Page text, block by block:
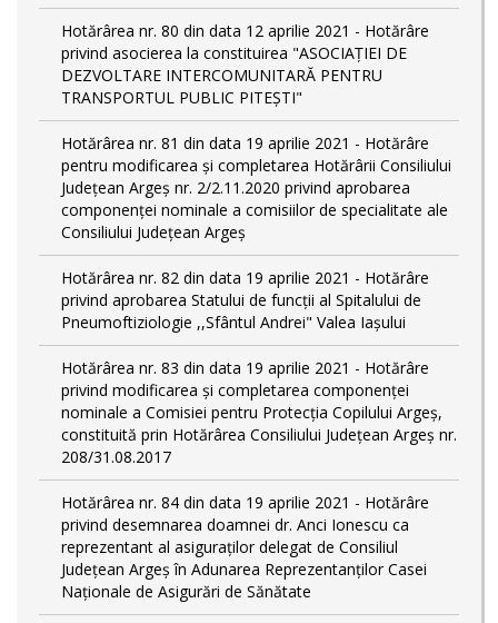
Hotărârea nr. 80 din data 12 aprilie 2021 - Hotărâre
privind asocierea la constituirea "ASOCIAȚIEI DE
DEZVOLTARE INTERCOMUNITARĂ PENTRU
TRANSPORTUL PUBLIC PITEȘTI"
Hotărârea nr. 81 din data 19 aprilie 2021 - Hotărâre
pentru modificarea și completarea Hotărârii Consiliului
Județean Argeș nr. 2/2.11.2020 privind aprobarea
componenței nominale a comisiilor de specialitate ale
Consiliului Județean Argeș
Hotărârea nr. 82 din data 19 aprilie 2021 - Hotărâre
privind aprobarea Statului de funcții al Spitalului de
Pneumoftiziologie ,,Sfântul Andrei" Valea Iașului
Hotărârea nr. 83 din data 19 aprilie 2021 - Hotărâre
privind modificarea și completarea componenței
nominale a Comisiei pentru Protecția Copilului Argeș,
constituită prin Hotărârea Consiliului Județean Argeș nr.
208/31.08.2017
Hotărârea nr. 84 din data 19 aprilie 2021 - Hotărâre
privind desemnarea doamnei dr. Anci Ionescu ca
reprezentant al asiguraților delegat de Consiliul
Județean Argeș în Adunarea Reprezentanților Casei
Naționale de Asigurări de Sănătate